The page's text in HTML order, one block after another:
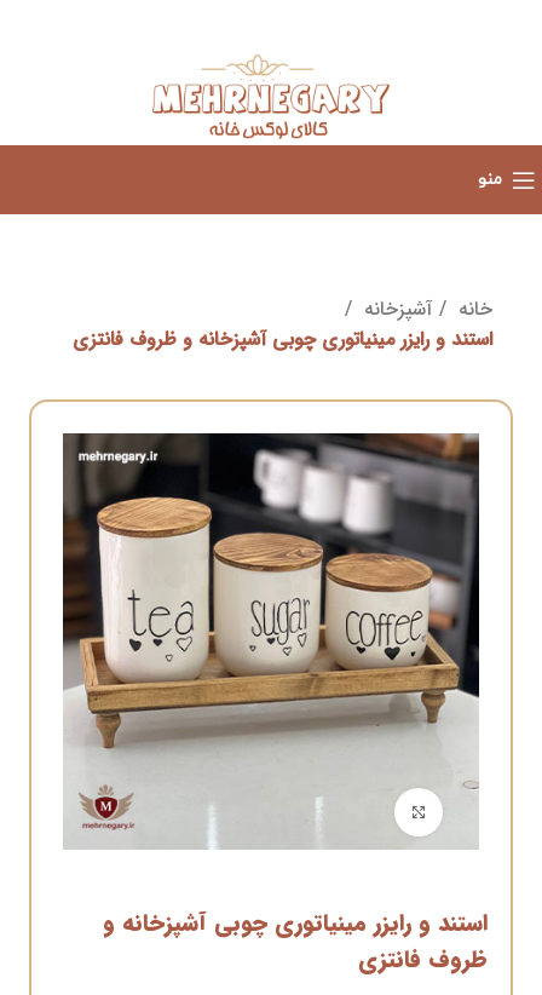
منو
خانه
آشپزخانه
استند و رایزر مینیاتوری چوبی آشپزخانه و ظروف فانتزی
استند و رایزر مینیاتوری چوبی آشپزخانه و
ظروف فانتزی